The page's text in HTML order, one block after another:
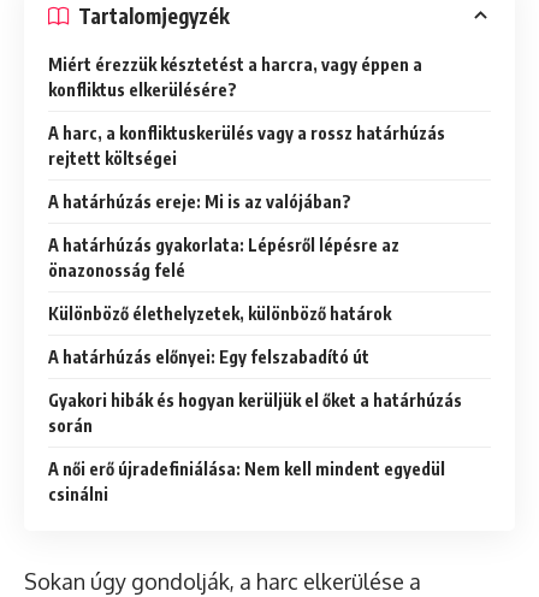
Tartalomjegyzék
Miért érezzük késztetést a harcra, vagy éppen a
konfliktus elkerülésére?
A harc, a konfliktuskerülés vagy a rossz határhúzás
rejtett költségei
A határhúzás ereje: Mi is az valójában?
A határhúzás gyakorlata: Lépésről lépésre az
önazonosság felé
Különböző élethelyzetek, különböző határok
A határhúzás előnyei: Egy felszabadító út
Gyakori hibák és hogyan kerüljük el őket a határhúzás
során
A női erő újradefiniálása: Nem kell mindent egyedül
csinálni
Sokan úgy gondolják, a harc elkerülése a